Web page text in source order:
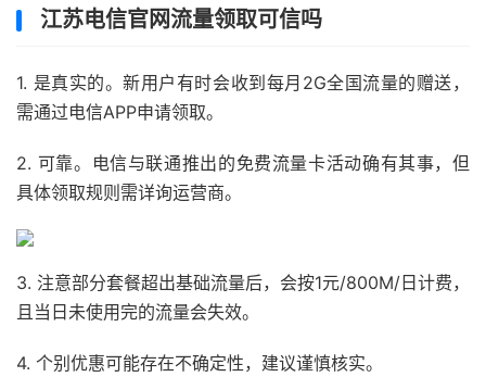
江苏电信官网流量领取可信吗
1. 是真实的。新用户有时会收到每月2G全国流量的赠送，
需通过电信APP申请领取。
2. 可靠。电信与联通推出的免费流量卡活动确有其事，但
具体领取规则需详询运营商。
3. 注意部分套餐超出基础流量后，会按1元/800M/日计费，
且当日未使用完的流量会失效。
4. 个别优惠可能存在不确定性，建议谨慎核实。